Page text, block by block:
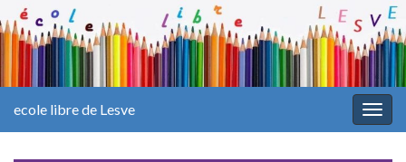
ecole libre de Lesve